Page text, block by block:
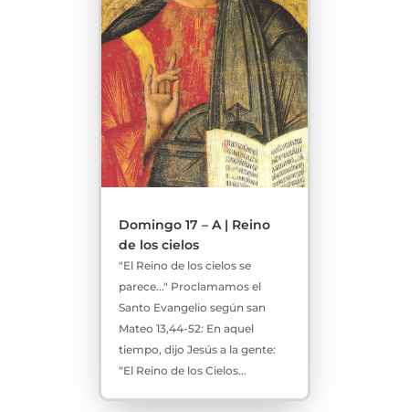
Domingo 17 – A | Reino
de los cielos
"El Reino de los cielos se
parece..." Proclamamos el
Santo Evangelio según san
Mateo 13,44-52: En aquel
tiempo, dijo Jesús a la gente:
“El Reino de los Cielos...